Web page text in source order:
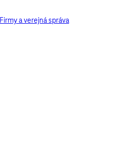
Firmy a verejná správa